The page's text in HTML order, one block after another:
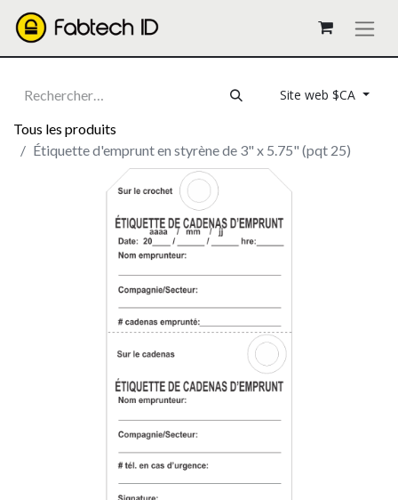
Site web $CA
Tous les produits
Étiquette d'emprunt en styrène de 3" x 5.75" (pqt 25)